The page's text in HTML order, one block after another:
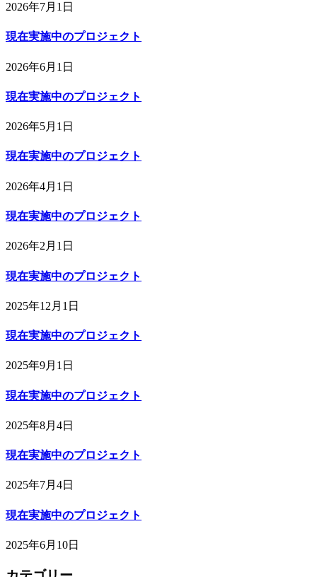
2026年7月1日
現在実施中のプロジェクト
2026年6月1日
現在実施中のプロジェクト
2026年5月1日
現在実施中のプロジェクト
2026年4月1日
現在実施中のプロジェクト
2026年2月1日
現在実施中のプロジェクト
2025年12月1日
現在実施中のプロジェクト
2025年9月1日
現在実施中のプロジェクト
2025年8月4日
現在実施中のプロジェクト
2025年7月4日
現在実施中のプロジェクト
2025年6月10日